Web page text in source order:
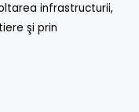
infrastructurii,
şi prin